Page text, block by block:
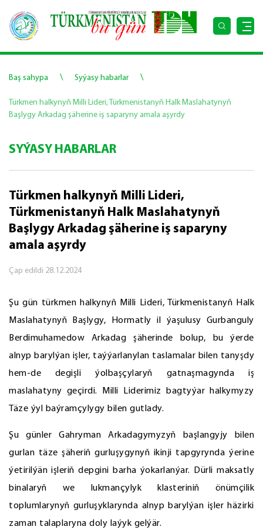
Baş sahypa \ Syýasy habarlar \
Türkmen halkynyň Milli Lideri, Türkmenistanyň Halk Maslahatynyň
Başlygy Arkadag şäherine iş saparyny amala aşyrdy
SYÝASY HABARLAR
Türkmen halkynyň Milli Lideri,
Türkmenistanyň Halk Maslahatynyň
Başlygy Arkadag şäherine iş saparyny
amala aşyrdy
Çap edildi 28.12.2024
Şu gün türkmen halkynyň Milli Lideri, Türkmenistanyň Halk
Maslahatynyň Başlygy, Hormatly il ýaşulusy Gurbanguly
Berdimuhamedow Arkadag şäherinde bolup, bu ýerde
alnyp barylýan işler, taýýarlanylan taslamalar bilen tanyşdy
hem-de degişli ýolbaşçylaryň gatnaşmagynda iş
maslahatyny geçirdi. Milli Liderimiz bagtyýar halkymyzy
Täze ýyl baýramçylygy bilen gutlady.
Şu günler Gahryman Arkadagymyzyň başlangyjy bilen
gurlan täze şäheriň gurluşygynyň ikinji tapgyrynda ýerine
ýetirilýän işleriň depgini barha ýokarlanýar. Dürli maksatly
binalaryň we lukmançylyk klasteriniň önümçilik
toplumlarynyň gurluşyklarynda alnyp barylýan işler häzirki
zaman talaplaryna doly laýyk gelýär.